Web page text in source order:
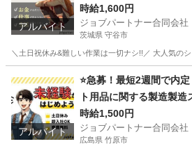
アルバイト
時給1,600円
ジョブパートナー合同会社
茨城県 守谷市
＼土日祝休み&難しい作業は一切ナシ!!／ 大人気の
工場 スタッフ
アルバイト
⭐急募！最短2週間で内
ト用品に関する製造製造
時給1,500円
ジョブパートナー合同会社
広島県 竹原市